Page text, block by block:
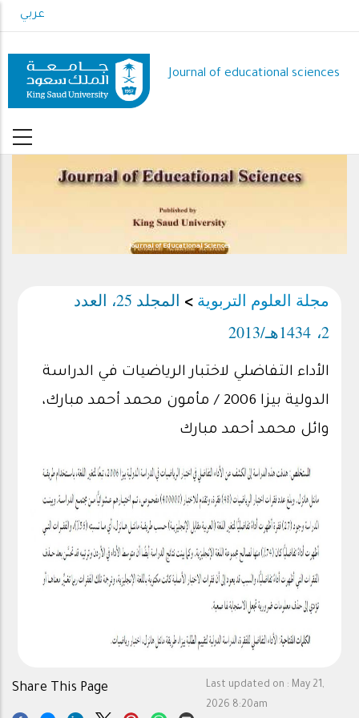
to
content
عربي
Journal of educational sciences
Journal of Educational Sciences
مجلة العلوم التربوية >
المجلد 25، العدد
2، 1434هـ/2013
الأداء التفاضلي لاختبار الرياضيات في الدراسة
الدولية بيزا 2006 / مأمون محمد أحمد مبارك،
وائل محمد أحمد مبارك
Last updated on : May 21,
2026 8:20am
Share This Page